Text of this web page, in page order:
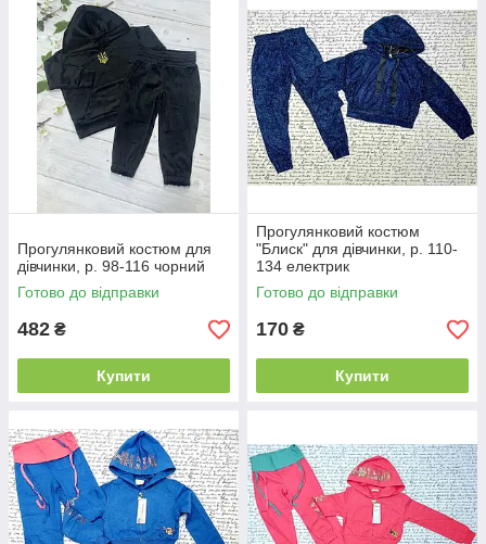
Прогулянковий костюм для
дівчинки, р. 98-116 чорний
Готово до відправки
482 ₴
Купити
Прогулянковий костюм
"Блиск" для дівчинки, р. 110-
134 електрик
Готово до відправки
170 ₴
Купити